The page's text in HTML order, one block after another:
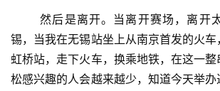
	然后是离开。当离开赛场，离开太湖大道，离开无
锡，当我在无锡站坐上从南京首发的火
虹桥站，走下火车，换乘地铁，在这一
松感兴趣的人会越来越少，知道今天举